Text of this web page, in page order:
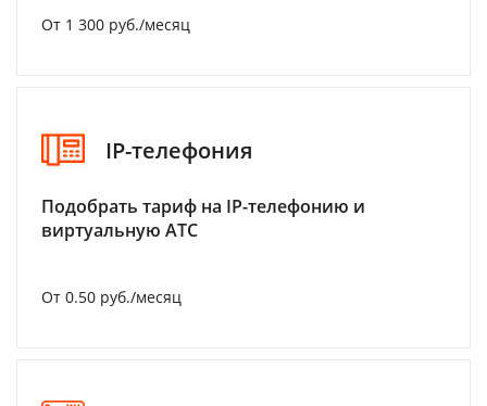
От 1 300 руб./месяц
IP-телефония
Подобрать тариф на IP-телефонию и
виртуальную АТС
От 0.50 руб./месяц